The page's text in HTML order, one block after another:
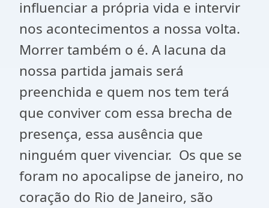
influenciar a própria vida e intervir
nos acontecimentos a nossa volta.
Morrer também o é. A lacuna da
nossa partida jamais será
preenchida e quem nos tem terá
que conviver com essa brecha de
presença, essa ausência que
ninguém quer vivenciar. Os que se
foram no apocalipse de janeiro, no
coração do Rio de Janeiro, são